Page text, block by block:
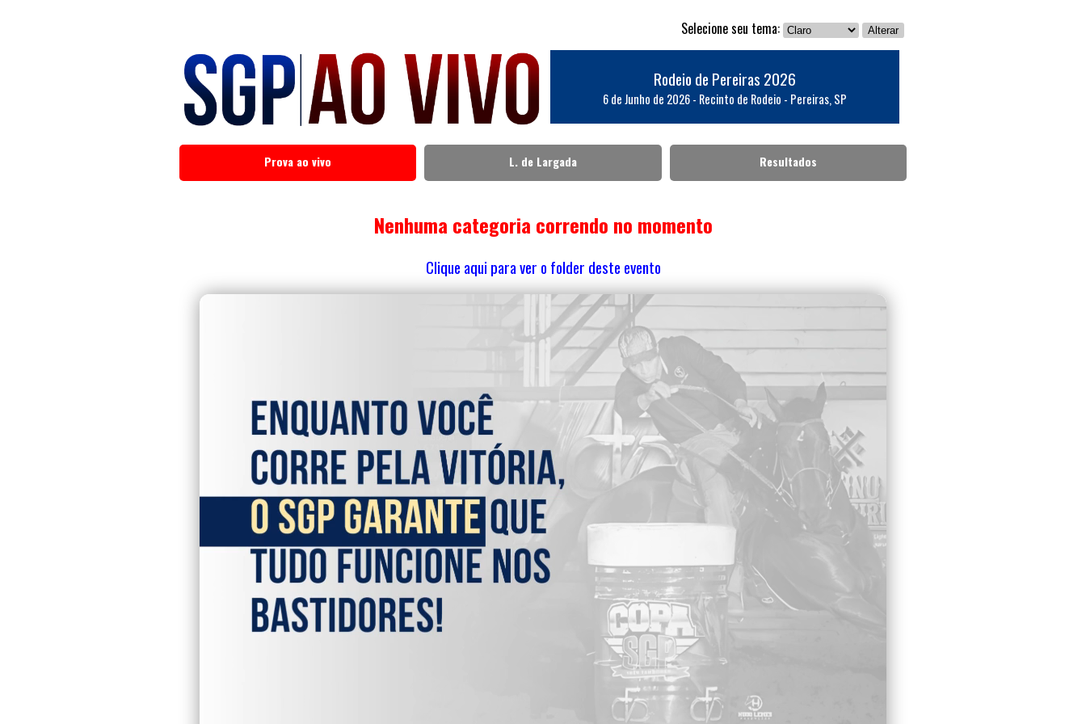
Selecione seu tema: Alterar
Rodeio de Pereiras 2026
6 de Junho de 2026- Recinto de Rodeio - Pereiras, SP
Prova ao vivo L. de Largada Resultados
Nenhuma categoria correndo no momento
Clique aqui para ver o folder deste evento